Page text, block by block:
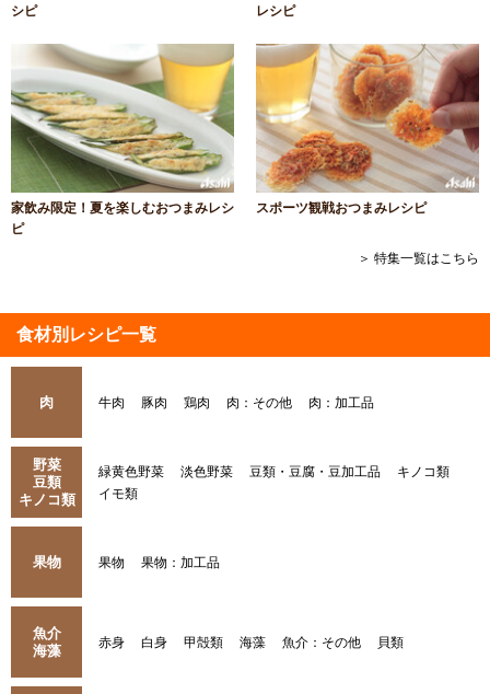
シピ
レシピ
家飲み限定！夏を楽しむおつまみレシ
ピ
スポーツ観戦おつまみレシピ
＞ 特集一覧はこちら
食材別レシピ一覧
肉 牛肉 豚肉 鶏肉 肉：その他 肉：加工品
野菜
豆類
キノコ類
緑黄色野菜 淡色野菜 豆類・豆腐・豆加工品
キノコ類
イモ類
果物 果物 果物：加工品
魚介
海藻
赤身 白身 甲殻類 海藻 魚介：その他 貝類